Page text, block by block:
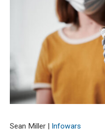
Sean Miller | Infowars